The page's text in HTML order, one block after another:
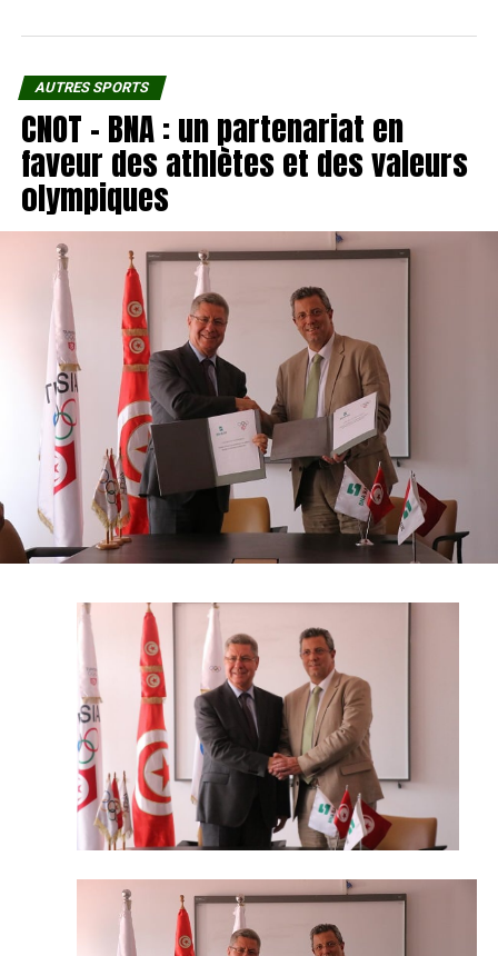
AUTRES SPORTS
CNOT – BNA : un partenariat en
faveur des athlètes et des valeurs
olympiques